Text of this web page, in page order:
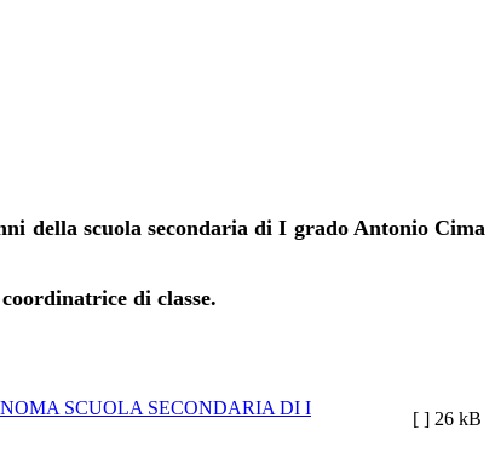
della scuola secondaria di I grado Antonio Cima
di classe.
SCUOLA SECONDARIA DI I
[ ] 26 kB